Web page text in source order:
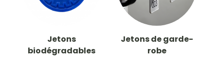
Jetons
biodégradables
Jetons de garde-
robe